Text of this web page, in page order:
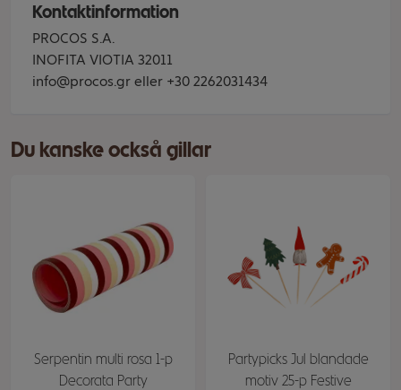
Kontaktinformation
PROCOS S.A.
INOFITA VIOTIA 32011
info@procos.gr eller +30 2262031434
Du kanske också gillar
Serpentin multi rosa 1-p
Decorata Party
Partypicks Jul blandade
motiv 25-p Festive